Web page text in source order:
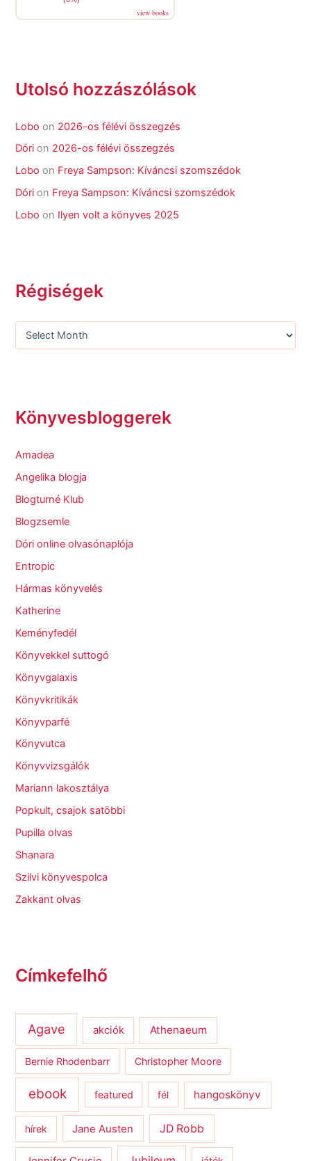
view books
Utolsó hozzászólások
Lobo on 2026-os félévi összegzés
Dóri on 2026-os félévi összegzés
Lobo on Freya Sampson: Kíváncsi szomszédok
Dóri on Freya Sampson: Kíváncsi szomszédok
Lobo on Ilyen volt a könyves 2025
Régiségek
Könyvesbloggerek
Amadea
Angelika blogja
Blogturné Klub
Blogzsemle
Dóri online olvasónaplója
Entropic
Hármas könyvelés
Katherine
Keményfedél
Könyvekkel suttogó
Könyvgalaxis
Könyvkritikák
Könyvparfé
Könyvutca
Könyvvizsgálók
Mariann lakosztálya
Popkult, csajok satöbbi
Pupilla olvas
Shanara
Szilvi könyvespolca
Zakkant olvas
Címkefelhő
Agave akciók Athenaeum
Bernie Rhodenbarr Christopher Moore
ebook featured fél hangoskönyv
hírek Jane Austen JD Robb